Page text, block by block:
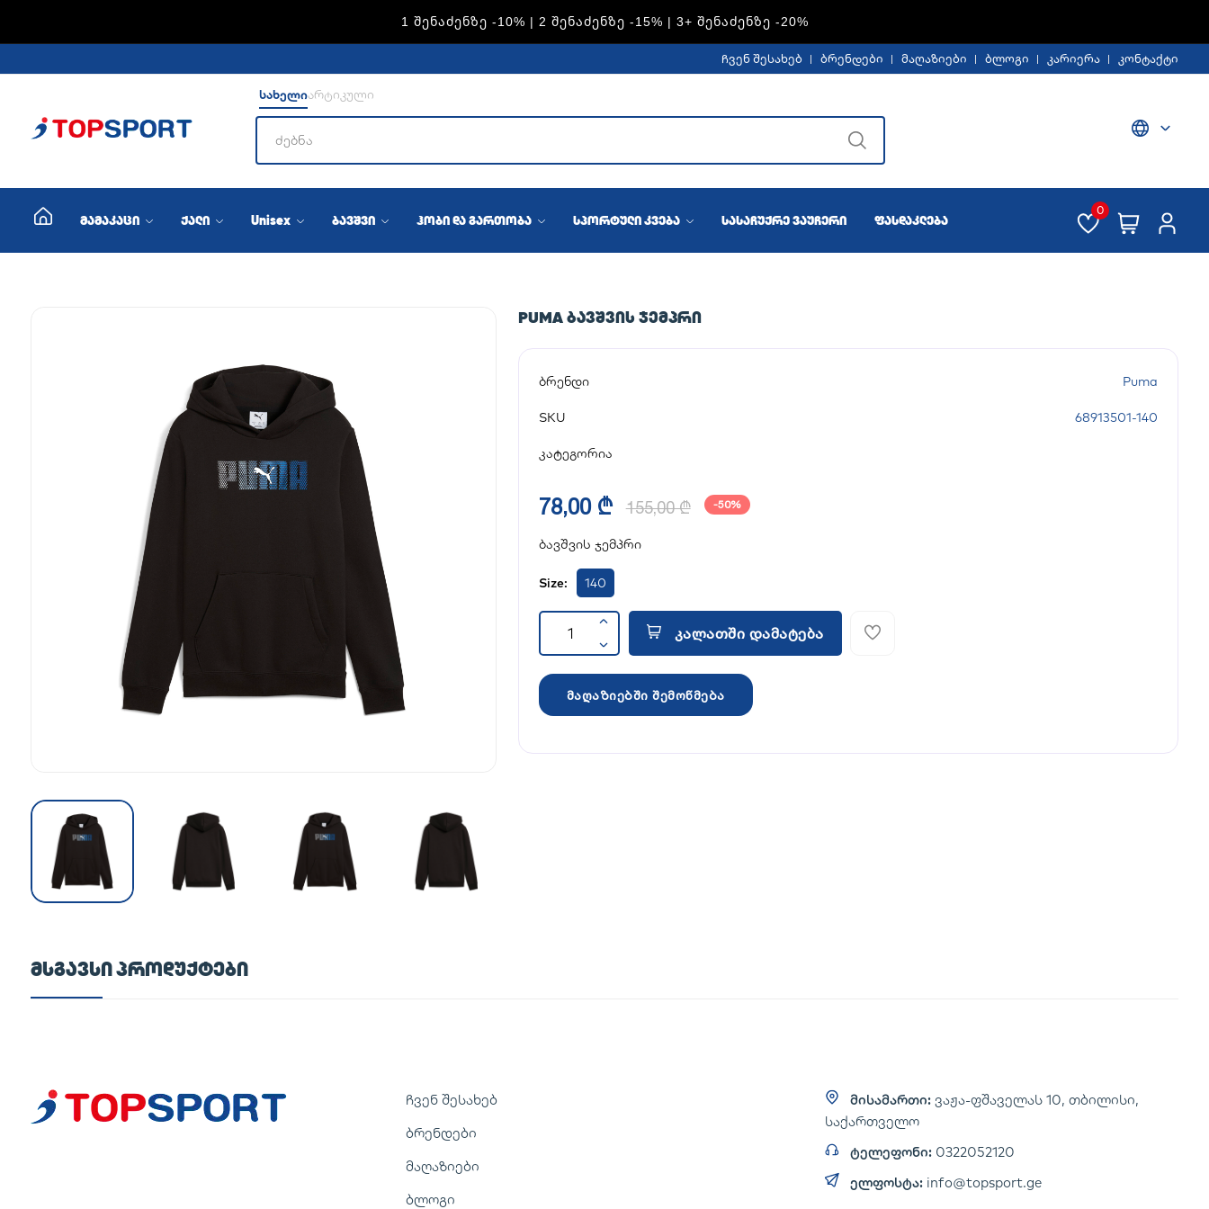
1 ᲨᲔᲜᲐᲫᲔᲜᲖᲔ -10% | 2 ᲨᲔᲜᲐᲫᲔᲜᲖᲔ -15% | 3+ ᲨᲔᲜᲐᲫᲔᲜᲖᲔ -20%
ჩვენ შესახებ ბრენდები მაღაზიები ბლოგი კარიერა კონტაქტი
სახელიარტიკული
მამაკაცი ქალი Unisex ბავშვი ჰობი და გართობა სპორტული კვება სასაჩუქრე ვაუჩერი ფასდაკლება
0
PUMA ᲑᲐᲕᲨᲕᲘᲡ ᲯᲔᲛᲞᲠᲘ
ბრენდი Puma
SKU 68913501-140
კატეგორია
78,00 ₾ 155,00 ₾ -50%
ბავშვის ჯემპრი
Size: 140
კალათში დამატება
მაღაზიებში შემოწმება
ᲛᲡᲒᲐᲕᲡᲘ ᲞᲠᲝᲓᲣᲥᲢᲔᲑᲘ
ჩვენ შესახებ
ბრენდები
მაღაზიები
ბლოგი
მისამართი: ვაჟა-ფშაველას 10, თბილისი,
საქართველო
ტელეფონი: 0322052120
ელფოსტა: info@topsport.ge